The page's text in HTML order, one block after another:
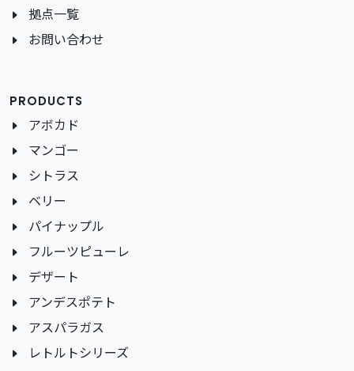
拠点一覧
お問い合わせ
PRODUCTS
アボカド
マンゴー
シトラス
ベリー
パイナップル
フルーツピューレ
デザート
アンデスポテト
アスパラガス
レトルトシリーズ